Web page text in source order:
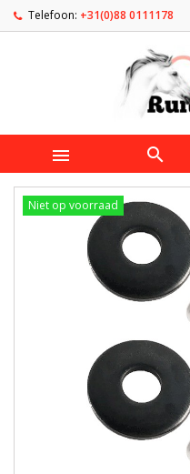
Telefoon: +31(0)88 0111178
 
Niet op voorraad